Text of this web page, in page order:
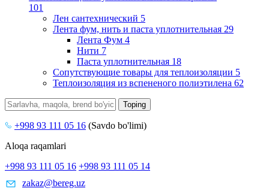
101
Лен сантехнический 5
Лента фум, нить и паста уплотнительная 29
Лента Фум 4
Нити 7
Паста уплотнительная 18
Сопутствующие товары для теплоизоляции 5
Теплоизоляция из вспененого полиэтилена 62
+998 93 111 05 16 (Savdo bo'limi)
Aloqa raqamlari
+998 93 111 05 16 +998 93 111 05 14
zakaz@bereg.uz